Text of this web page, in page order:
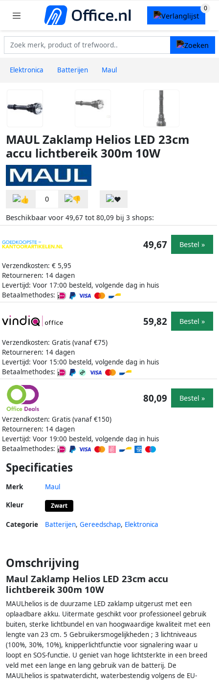
Elektronica Batterijen Maul
MAUL Zaklamp Helios LED 23cm
accu lichtbereik 300m 10W
0
Beschikbaar voor 49,67 tot 80,09 bij 3 shops:
Verzendkosten: € 5,95
Retourneren: 14 dagen
Levertijd: Voor 17:00 besteld, volgende dag in huis
Betaalmethodes:
49,67 Bestel »
Verzendkosten: Gratis (vanaf €75)
Retourneren: 14 dagen
Levertijd: Voor 15:00 besteld, volgende dag in huis
Betaalmethodes:
59,82 Bestel »
Verzendkosten: Gratis (vanaf €150)
Retourneren: 14 dagen
Levertijd: Voor 19:00 besteld, volgende dag in huis
Betaalmethodes:
80,09 Bestel »
Specificaties
Merk Maul
Kleur Zwart
Categorie Batterijen, Gereedschap, Elektronica
Omschrijving
Maul Zaklamp Helios LED 23cm accu
lichtbereik 300m 10W
MAULhelios is de duurzame LED zaklamp uitgerust met een
oplaadbare akku. Uitermate geschikt voor professioneel gebruik
buiten, sterke lichtbundel en van hoogwaardige kwaliteit met een
lengte van 23 cm. 5 Gebruikersmogelijkheden ; 3 lichtniveaus
(100%, 30%, 10%), knipperlichtfunctie voor signalering waar u
loopt en SOS-functie. U geniet van hoge lichtsterkte in een breed
veld met een lange en lang gebruik van de batterij. De
MAULhelios is spatwaterdicht, waterbestendig volgens de EU-